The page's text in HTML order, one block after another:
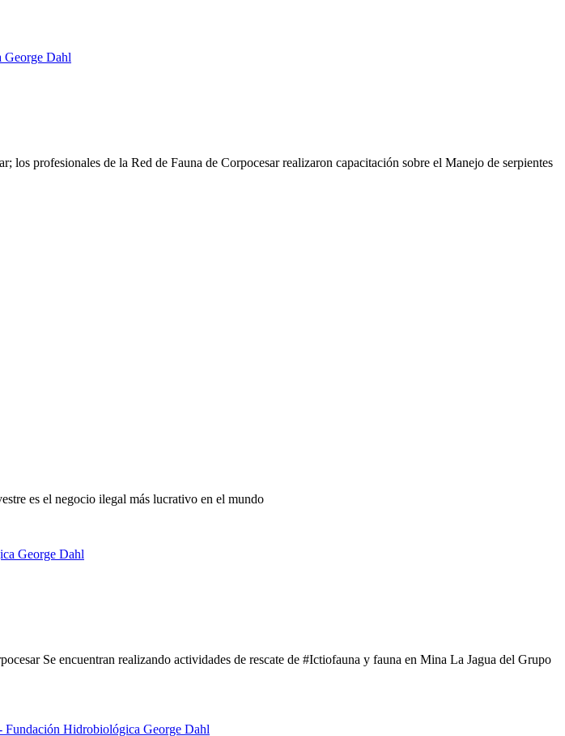
profesionales de la Red de Fauna de Corpocesar realizaron capacitación sobre el Manejo de serpientes
es el negocio ilegal más lucrativo en el mundo
Se encuentran realizando actividades de rescate de #Ictiofauna y fauna en Mina La Jagua del Grupo